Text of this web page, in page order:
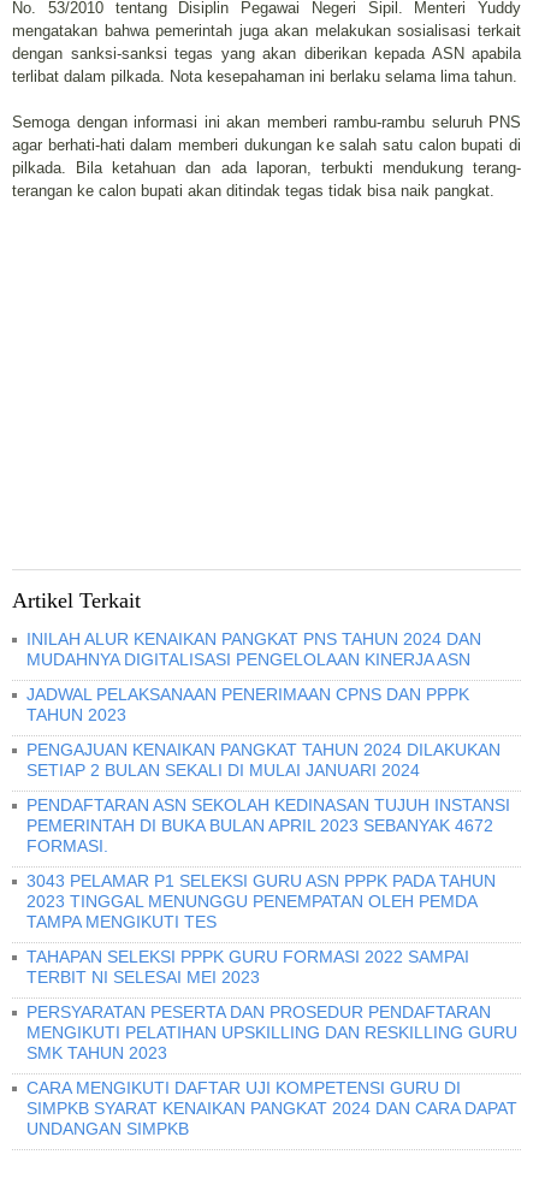
No. 53/2010 tentang Disiplin Pegawai Negeri Sipil. Menteri Yuddy
mengatakan bahwa pemerintah juga akan melakukan sosialisasi terkait
dengan sanksi-sanksi tegas yang akan diberikan kepada ASN apabila
terlibat dalam pilkada. Nota kesepahaman ini berlaku selama lima tahun.
Semoga dengan informasi ini akan memberi rambu-rambu seluruh PNS
agar berhati-hati dalam memberi dukungan ke salah satu calon bupati di
pilkada. Bila ketahuan dan ada laporan, terbukti mendukung terang-
terangan ke calon bupati akan ditindak tegas tidak bisa naik pangkat.
Artikel Terkait
INILAH ALUR KENAIKAN PANGKAT PNS TAHUN 2024 DAN
MUDAHNYA DIGITALISASI PENGELOLAAN KINERJA ASN
JADWAL PELAKSANAAN PENERIMAAN CPNS DAN PPPK
TAHUN 2023
PENGAJUAN KENAIKAN PANGKAT TAHUN 2024 DILAKUKAN
SETIAP 2 BULAN SEKALI DI MULAI JANUARI 2024
PENDAFTARAN ASN SEKOLAH KEDINASAN TUJUH INSTANSI
PEMERINTAH DI BUKA BULAN APRIL 2023 SEBANYAK 4672
FORMASI.
3043 PELAMAR P1 SELEKSI GURU ASN PPPK PADA TAHUN
2023 TINGGAL MENUNGGU PENEMPATAN OLEH PEMDA
TAMPA MENGIKUTI TES
TAHAPAN SELEKSI PPPK GURU FORMASI 2022 SAMPAI
TERBIT NI SELESAI MEI 2023
PERSYARATAN PESERTA DAN PROSEDUR PENDAFTARAN
MENGIKUTI PELATIHAN UPSKILLING DAN RESKILLING GURU
SMK TAHUN 2023
CARA MENGIKUTI DAFTAR UJI KOMPETENSI GURU DI
SIMPKB SYARAT KENAIKAN PANGKAT 2024 DAN CARA DAPAT
UNDANGAN SIMPKB